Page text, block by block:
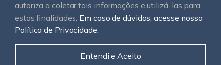
autoriza a coletar tais informações e utilizá-las para
estas finalidades. Em caso de dúvidas, acesse nossa
Política de Privacidade.
Entendi e Aceito
© 2026OAWEB site e sistemas para imobiliárias
os direitos reservados.